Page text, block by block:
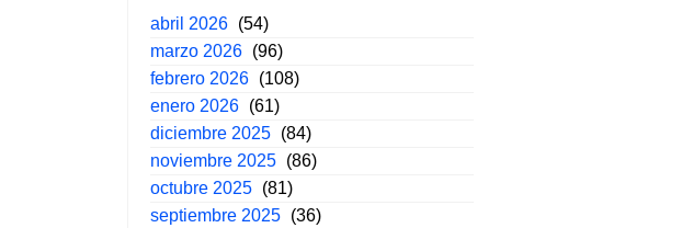
abril 2026 (54)
marzo 2026 (96)
febrero 2026 (108)
enero 2026 (61)
diciembre 2025 (84)
noviembre 2025 (86)
octubre 2025 (81)
septiembre 2025 (36)